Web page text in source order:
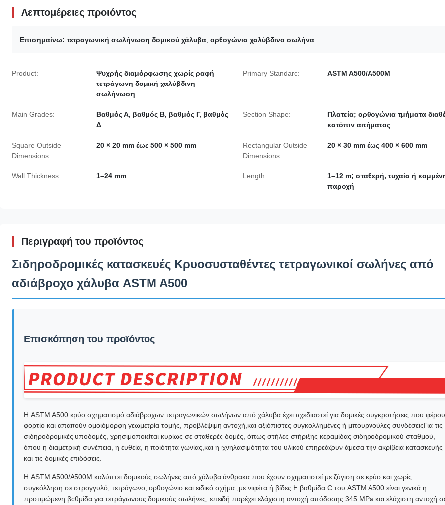
Λεπτομέρειες προιόντος
Επισημαίνω: τετραγωνική σωλήνωση δομικού χάλυβα ορθογώνια χαλύβδινο σωλήνα
Product:
Ψυχρής διαμόρφωσης χωρίς ραφή
τετράγωνη δομική χαλύβδινη
σωλήνωση
Primary Standard: ASTM A500/A500M
Main Grades:
Βαθμός Α, βαθμός Β, βαθμός Γ, βαθμός
Δ
Section Shape:
Πλατεία; ορθογώνια τμήματα
κατόπιν αιτήματος
Square Outside
Dimensions:
20 × 20 mm έως 500 × 500 mm
Rectangular Outside
Dimensions:
20 × 30 mm έως 400 × 600 mm
Wall Thickness: 1–24 mm Length:
1–12 m; σταθερή, τυχαία ή
παροχή
Περιγραφή του προϊόντος
Σιδηροδρομικές κατασκευές Κρυοσυσταθέντες τετραγωνικοί σωλήνες από
αδιάβροχο χάλυβα ASTM A500
Επισκόπηση του προϊόντος
Η ASTM A500 κρύο σχηματισμό αδιάβροχων τετραγωνικών σωλήνων από χάλυβα έχει σχεδιαστεί για δομικές συγκροτήσεις που
φορτίο και απαιτούν ομοιόμορφη γεωμετρία τομής, προβλέψιμη αντοχή,και αξιόπιστες συγκολλημένες ή μπουρνούλες συνδέσειςΓια τις
σιδηροδρομικές υποδομές, χρησιμοποιείται κυρίως σε σταθερές δομές, όπως στήλες στήριξης κεραμίδας σιδηροδρομικού σταθμού,
όπου η διαμετρική συνέπεια, η ευθεία, η ποιότητα γωνίας,και η ιχνηλασιμότητα του υλικού επηρεάζουν άμεσα την ακρίβεια κατασκευής
και τις δομικές επιδόσεις.
Η ASTM A500/A500M καλύπτει δομικούς σωλήνες από χάλυβα άνθρακα που έχουν σχηματιστεί με ζύγιση σε κρύο και χωρίς
συγκόλληση σε στρογγυλό, τετράγωνο, ορθογώνιο και ειδικό σχήμα.,με νιφέτα ή βίδες.Η βαθμίδα C του ASTM A500 είναι γενικά η
προτιμώμενη βαθμίδα για τετράγωνους δομικούς σωλήνες, επειδή παρέχει ελάχιστη αντοχή απόδοσης 345 MPa και ελάχιστη αντοχή